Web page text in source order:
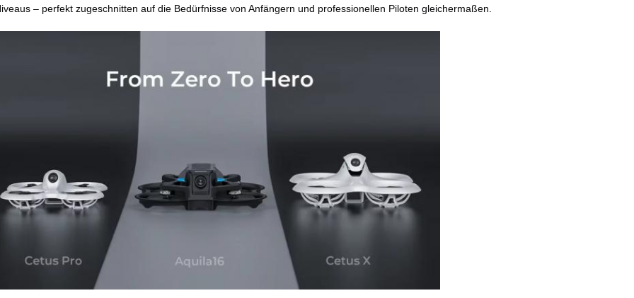
– perfekt zugeschnitten auf die Bedürfnisse von Anfängern und professionellen Piloten gleichermaßen.